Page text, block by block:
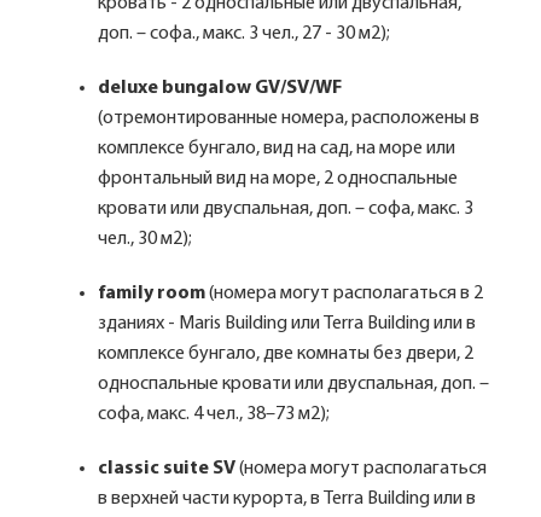
доп. – софа., макс. 3 чел., 27 - 30 м2);
deluxe bungalow GV/SV/WF
(отремонтированные номера, расположены в
комплексе бунгало, вид на сад, на море или
фронтальный вид на море, 2 односпальные
кровати или двуспальная, доп. – софа, макс. 3
чел., 30 м2);
family room(номера могут располагаться в 2
зданиях - Maris Building или Terra Building или в
комплексе бунгало, две комнаты без двери, 2
односпальные кровати или двуспальная, доп. –
софа, макс. 4 чел., 38–73 м2);
classic suite SV(номера могут располагаться
в верхней части курорта, в Terra Building или в